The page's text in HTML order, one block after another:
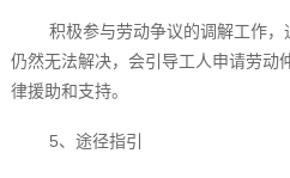
积极参与劳动争议的调解工作
仍然无法解决，会引导工人申请劳动
律援助和支持。
5、途径指引